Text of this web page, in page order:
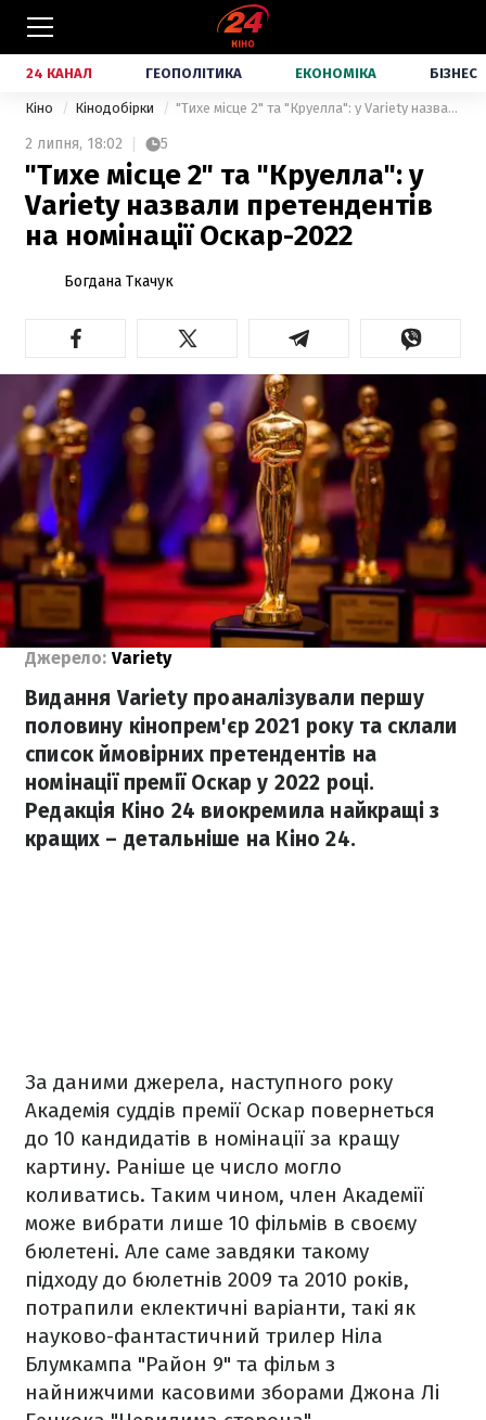
24 КАНАЛ ГЕОПОЛІТИКА ЕКОНОМІКА БІЗНЕС
Кіно Кінодобірки "Тихе місце 2" та "Круелла": у Variety назвали претендентів на номінації Оскар-2022
2 липня, 18:02 5
"Тихе місце 2" та "Круелла": у
Variety назвали претендентів
на номінації Оскар-2022
Богдана Ткачук
Джерело: Variety
Видання Variety проаналізували першу
половину кінопрем'єр 2021 року та склали
список ймовірних претендентів на
номінації премії Оскар у 2022 році.
Редакція Кіно 24 виокремила найкращі з
кращих – детальніше на Кіно 24.
За даними джерела, наступного року
Академія суддів премії Оскар повернеться
до 10 кандидатів в номінації за кращу
картину. Раніше це число могло
коливатись. Таким чином, член Академії
може вибрати лише 10 фільмів в своєму
бюлетені. Але саме завдяки такому
підходу до бюлетнів 2009 та 2010 років,
потрапили еклектичні варіанти, такі як
науково-фантастичний трилер Ніла
Блумкампа "Район 9" та фільм з
найнижчими касовими зборами Джона Лі